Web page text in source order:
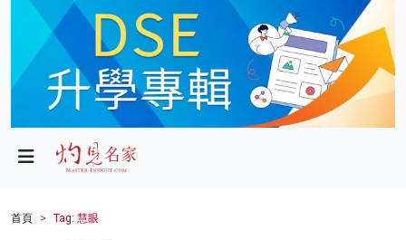
政局
財經
首頁 Tag: 慧眼